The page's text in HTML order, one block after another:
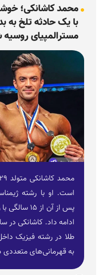
محمد کاشانکی؛
با یک حادثه تلخ به
مسترالمپیای
است. او با رشته
پس از آن از
طلا در رشته فیزیک
به قهرمانی‌های